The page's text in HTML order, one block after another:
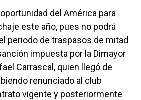
del América para
este año, pues no podrá
periodo de traspasos de mitad
impuesta por la Dimayor
Carrascal, quien llegó de
renunciado al club
vigente y posteriormente